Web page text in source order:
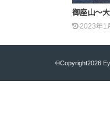
御座山～
2023年1
©Copyright2026